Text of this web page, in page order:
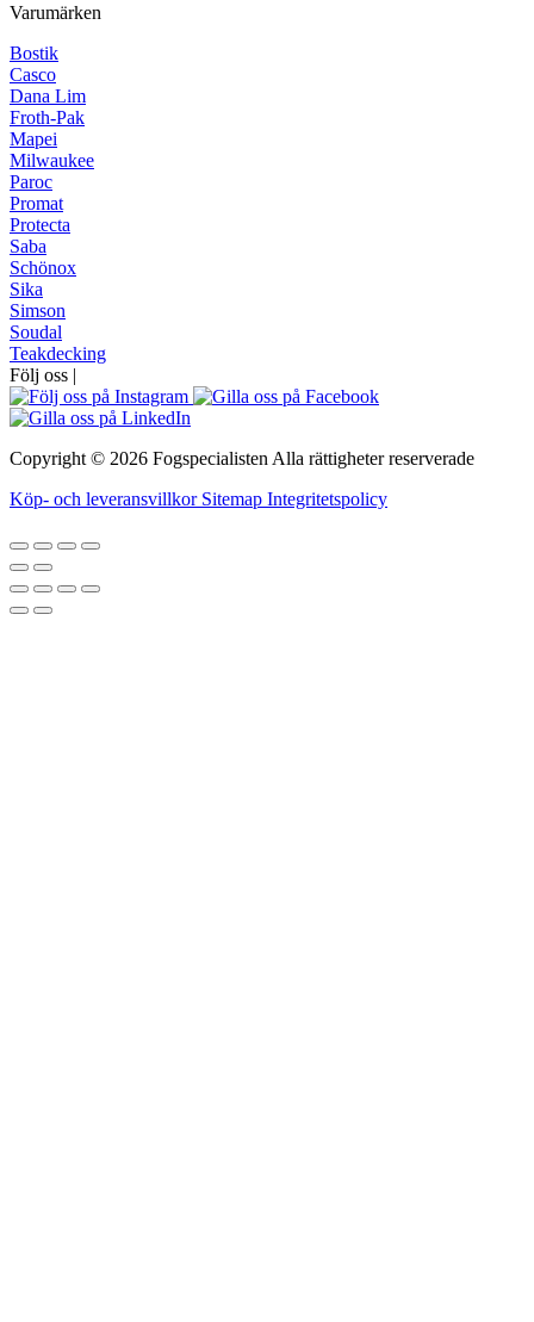
Varumärken
Bostik
Casco
Dana Lim
Froth-Pak
Mapei
Milwaukee
Paroc
Promat
Protecta
Saba
Schönox
Sika
Simson
Soudal
Teakdecking
Följ oss |
Copyright © 2026 Fogspecialisten Alla rättigheter reserverade
Köp- och leveransvillkor Sitemap Integritetspolicy